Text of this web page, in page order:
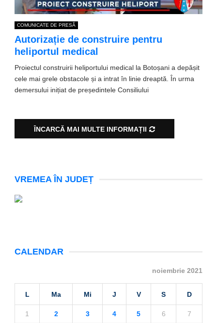
COMUNICATE DE PRESĂ
Autorizație de construire pentru
heliportul medical
Proiectul construirii heliportului medical la Botoșani a depășit
cele mai grele obstacole și a intrat în linie dreaptă. În urma
demersului inițiat de președintele Consiliului
ÎNCARCĂ MAI MULTE INFORMAȚII
VREMEA ÎN JUDEȚ
CALENDAR
noiembrie 2021
L Ma Mi J V S D
1 2 3 4 5 6 7